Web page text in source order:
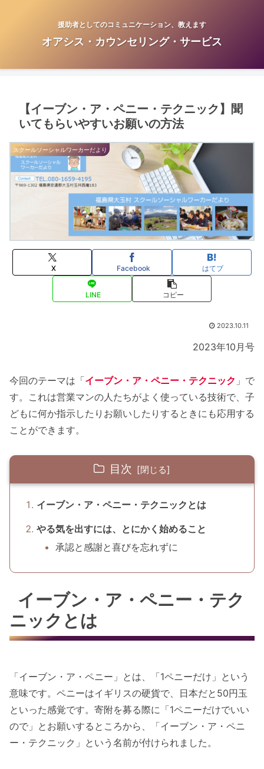
援助者としてのコミュニケーション、教えます
オアシス・カウンセリング・サービス
【イーブン・ア・ペニー・テクニック】聞
いてもらいやすいお願いの方法
スクールソーシャルワーカーだより
X Facebook はてブ
LINE コピー
2023.10.11
2023年10月号
今回のテーマは「イーブン・ア・ペニー・テクニック 」で
す。これは営業マンの人たちがよく使っている技術で、子
どもに何か指示したりお願いしたりするときにも応用する
ことができます。
目次
イーブン・ア・ペニー・テクニックとは
やる気を出すには、とにかく始めること
承認と感謝と喜びを忘れずに
イーブン・ア・ペニー・テク
ニックとは
「イーブン・ア・ペニー」とは、「1ペニーだけ」という
意味です。ペニーはイギリスの硬貨で、日本だと50円玉
といった感覚です。寄附を募る際に「1ペニーだけでいい
ので」とお願いするところから、「イーブン・ア・ペニ
ー・テクニック」という名前が付けられました。